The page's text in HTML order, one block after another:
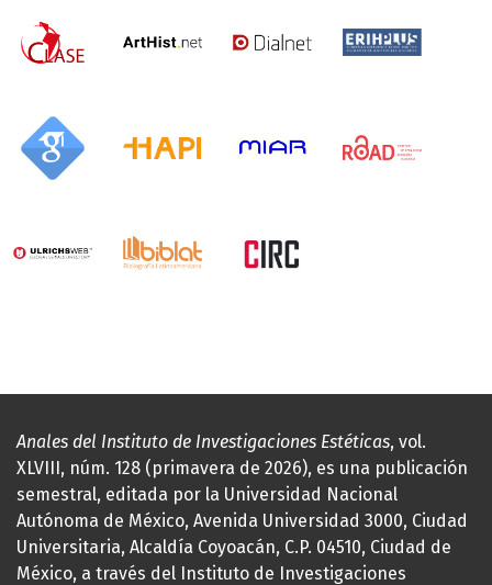
Anales del Instituto de Investigaciones Estéticas, vol.
XLVIII, núm. 128 (primavera de 2026), es una publicación
semestral, editada por la Universidad Nacional
Autónoma de México, Avenida Universidad 3000, Ciudad
Universitaria, Alcaldía Coyoacán, C.P. 04510, Ciudad de
México, a través del Instituto de Investigaciones